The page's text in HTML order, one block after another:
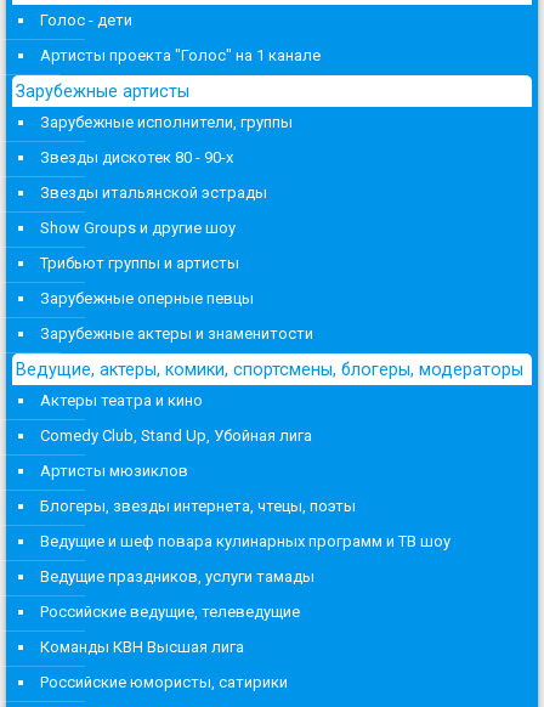
Голос - дети
Артисты проекта "Голос" на 1 канале
Зарубежные артисты
Зарубежные исполнители, группы
Звезды дискотек 80 - 90-х
Звезды итальянской эстрады
Show Groups и другие шоу
Трибьют группы и артисты
Зарубежные оперные певцы
Зарубежные актеры и знаменитости
Ведущие, актеры, комики, спортсмены, блогеры, модераторы
Актеры театра и кино
Comedy Club, Stand Up, Убойная лига
Артисты мюзиклов
Блогеры, звезды интернета, чтецы, поэты
Ведущие и шеф повара кулинарных программ и ТВ шоу
Ведущие праздников, услуги тамады
Российские ведущие, телеведущие
Команды КВН Высшая лига
Российские юмористы, сатирики